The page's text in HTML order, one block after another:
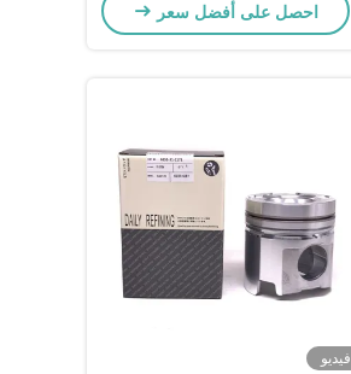
احصل على أفضل سعر
فيديو